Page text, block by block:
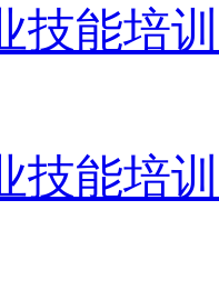
技能培
技能培